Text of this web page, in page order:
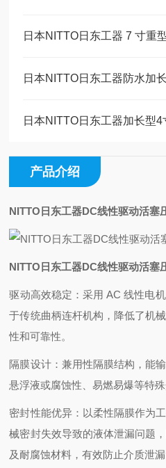
产品介绍
NITTO日东工器DC线性驱动活塞
NITTO日东工器DC线性驱动活塞
驱动高效稳定：采用 AC 线性电
于传统曲柄连杆机构，降低了机
性和可靠性。
隔膜设计：兼用性隔膜结构，能
悬浮液或腐蚀性、易燃易爆等特殊
密封性能优异：以柔性隔膜作为
械密封失效导致的液体泄漏问题
及耐腐蚀材料，有效防止介质泄